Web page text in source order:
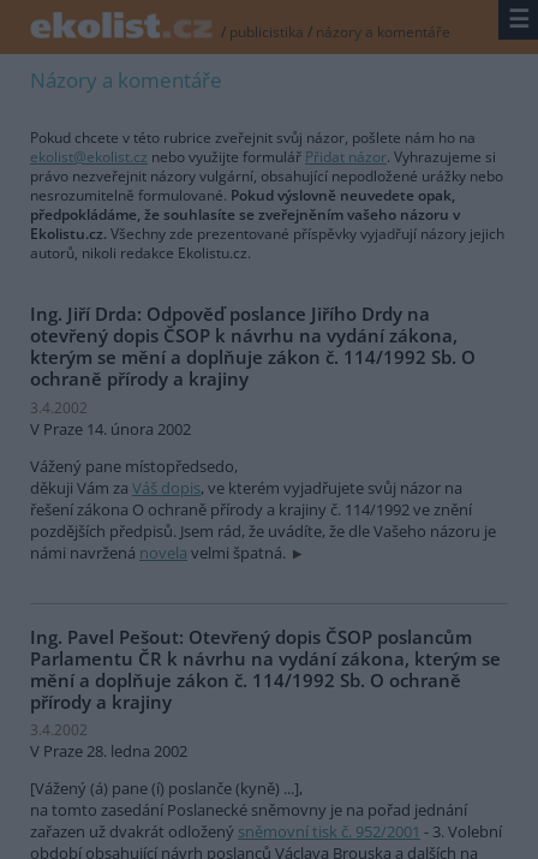
/ publicistika / názory a komentáře ☰
Názory a komentáře
Pokud chcete v této rubrice zveřejnit svůj názor, pošlete nám ho na
ekolist@ekolist.cz nebo využijte formulář Přidat názor. Vyhrazujeme si
právo nezveřejnit názory vulgární, obsahující nepodložené urážky nebo
nesrozumitelně formulované. Pokud výslovně neuvedete opak,
předpokládáme, že souhlasíte se zveřejněním vašeho názoru v
Ekolistu.cz. Všechny zde prezentované příspěvky vyjadřují názory jejich
autorů, nikoli redakce Ekolistu.cz.
Ing. Jiří Drda: Odpověď poslance Jiřího Drdy na
otevřený dopis ČSOP k návrhu na vydání zákona,
kterým se mění a doplňuje zákon č. 114/1992 Sb. O
ochraně přírody a krajiny
3.4.2002
V Praze 14. února 2002
Vážený pane místopředsedo,
děkuji Vám za Váš dopis, ve kterém vyjadřujete svůj názor na
řešení zákona O ochraně přírody a krajiny č. 114/1992 ve znění
pozdějších předpisů. Jsem rád, že uvádíte, že dle Vašeho názoru je
námi navržená novela velmi špatná.
Ing. Pavel Pešout: Otevřený dopis ČSOP poslancům
Parlamentu ČR k návrhu na vydání zákona, kterým se
mění a doplňuje zákon č. 114/1992 Sb. O ochraně
přírody a krajiny
3.4.2002
V Praze 28. ledna 2002
[Vážený (á) pane (í) poslanče (kyně) ...],
na tomto zasedání Poslanecké sněmovny je na pořad jednání
zařazen už dvakrát odložený sněmovní tisk č. 952/2001 - 3. Volební
období obsahující návrh poslanců Václava Brouska a dalších na